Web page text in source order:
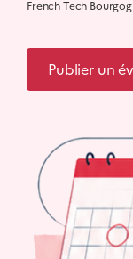
French Tech
Publier un